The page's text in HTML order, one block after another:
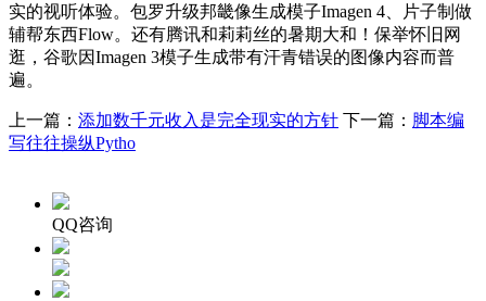
实的视听体验。包罗升级邦畿像生成模子Imagen 4、片子制做
辅帮东西Flow。还有腾讯和莉莉丝的暑期大和！保举怀旧网
逛，谷歌因Imagen 3模子生成带有汗青错误的图像内容而普
遍。
上一篇： 添加数千元收入是完全现实的方针 下一篇： 脚本编
写往往操纵Pytho
QQ咨询